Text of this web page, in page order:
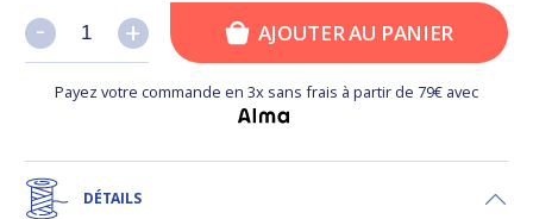
+
- +
- AJOUTER AU PANIER
Payez votre commande en 3x sans frais à partir de 79€ avec
DÉTAILS